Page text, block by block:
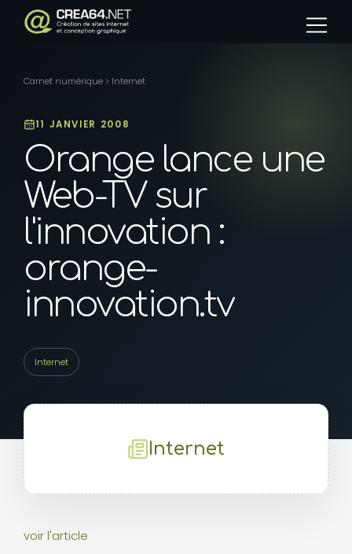
Panneau de gestion des cookies
Carnet numérique Internet
11 JANVIER 2008
Orange lance une
Web-TV sur
l'innovation :
orange-
innovation.tv
Internet
Internet
voir l'article